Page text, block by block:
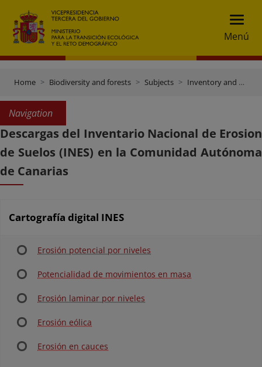
Menú
Home Biodiversity and forests Subjects Inventory and data gateway
Navigation
Descargas del Inventario Nacional de Erosion
de Suelos (INES) en la Comunidad Autónoma
de Canarias
Cartografía digital INES
Erosión potencial por niveles
Potencialidad de movimientos en masa
Erosión laminar por niveles
Erosión eólica
Erosión en cauces